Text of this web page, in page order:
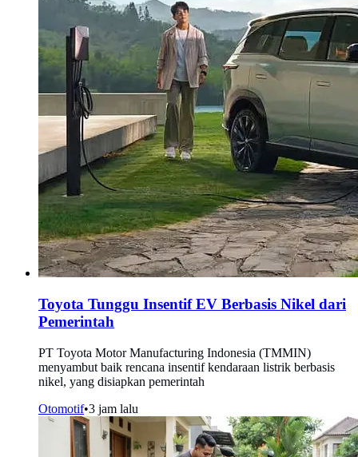
Toyota Tunggu Insentif EV Berbasis Nikel dari
Pemerintah
PT Toyota Motor Manufacturing Indonesia (TMMIN)
menyambut baik rencana insentif kendaraan listrik berbasis
nikel, yang disiapkan pemerintah
Otomotif•3 jam lalu